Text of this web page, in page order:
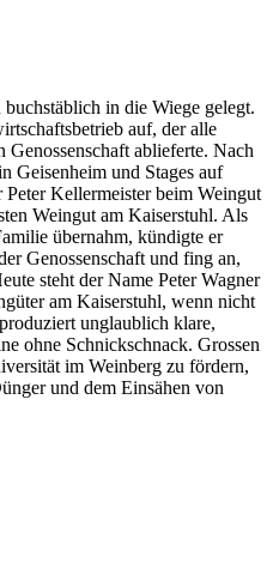
in die Wiege gelegt.
auf, der alle
Genossenschaft ablieferte. Nach
Geisenheim und Stages auf
Kellermeister beim Weingut
Weingut am Kaiserstuhl. Als
übernahm, kündigte er
Genossenschaft und fing an,
steht der Name Peter Wagner
am Kaiserstuhl, wenn nicht
unglaublich klare,
ohne Schnickschnack. Grossen
im Weinberg zu fördern,
und dem Einsähen von